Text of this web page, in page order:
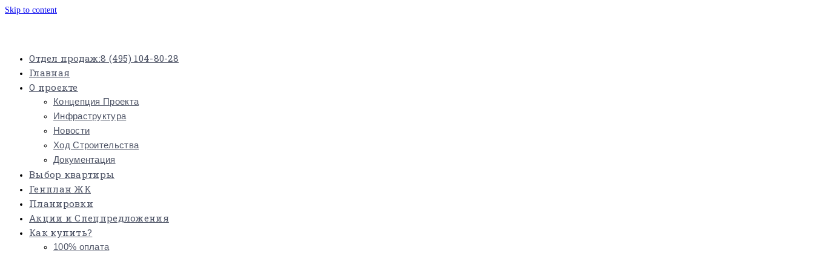
Skip to content
Отдел продаж:8 (495) 104-80-28
Главная
О проекте
Концепция Проекта
Инфраструктура
Новости
Ход Строительства
Документация
Выбор квартиры
Генплан ЖК
Планировки
Акции и Спецпредложения
Как купить?
100% оплата